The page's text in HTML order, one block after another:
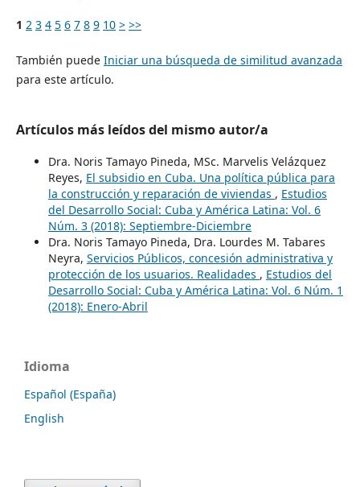
1 2 3 4 5 6 7 8 9 10 > >>
También puede Iniciar una búsqueda de similitud avanzada
para este artículo.
Artículos más leídos del mismo autor/a
Dra. Noris Tamayo Pineda, MSc. Marvelis Velázquez
Reyes, El subsidio en Cuba. Una política pública para
la construcción y reparación de viviendas , Estudios
del Desarrollo Social: Cuba y América Latina: Vol. 6
Núm. 3 (2018): Septiembre-Diciembre
Dra. Noris Tamayo Pineda, Dra. Lourdes M. Tabares
Neyra, Servicios Públicos, concesión administrativa y
protección de los usuarios. Realidades , Estudios del
Desarrollo Social: Cuba y América Latina: Vol. 6 Núm. 1
(2018): Enero-Abril
Idioma
Español (España)
English